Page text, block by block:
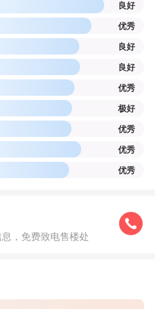
良好
优秀
良好
良好
优秀
极好
优秀
优秀
优秀
，免费致电售楼处